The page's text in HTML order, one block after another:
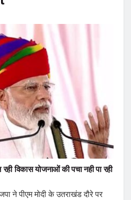
विकास योजनाओं की पचा नही पा रही
ने पीएम मोदी के उतराखंड दौरे पर